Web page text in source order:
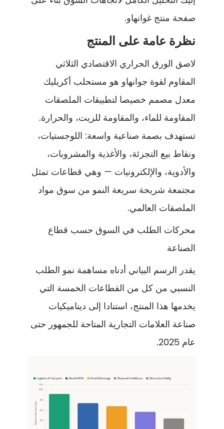
صفحة منتج غوانهاو.
نظرة عامة على المنتج
لاصق الورق الحراري الاقتصادي الثلاثي
المقاوم لقوة جوانهاو هو مستحلب أكريليك
معدل مصمم خصيصا لتطبيقات الملصقات
المقاومة للماء، والمقاومة للزيت، والحرارة.
تستهدف بصمة صناعية واسعة: اللوجستيات،
ونقاط بيع التجزئة، والأغذية والمشروبات،
والأدوية، والإلكترونيات — وهي قطاعات تمثل
مجتمعة شريحة سريعة النمو من سوق مواد
الملصقات العالمي.
محركات الطلب في السوق حسب قطاع
الصناعة
يقدر الرسم البياني أدناه مساهمة نمو الطلب
النسبي من كل من القطاعات الخمسة التي
يخدمها هذا المنتج، استنادا إلى ديناميكيات
صناعة العلامات التجارية المتاحة للجمهور حتى
عام 2025.